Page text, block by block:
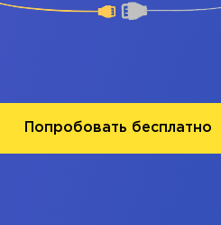
Попробовать бесплатно